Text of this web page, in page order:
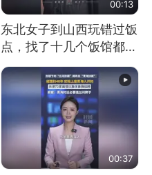
00:13
东北女子到山西玩错过饭
点，找了十几个饭馆都没
开门：午休到几点
00:37